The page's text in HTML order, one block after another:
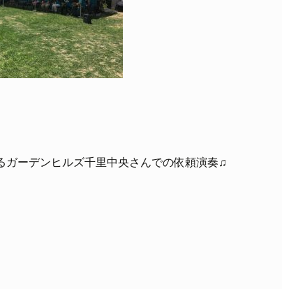
ガーデンヒルズ千里中央さんでの依頼演奏♫